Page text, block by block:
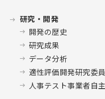
研究・開発
開発の歴史
研究成果
データ分析
適性評価開発研究委
人事テスト事業者自